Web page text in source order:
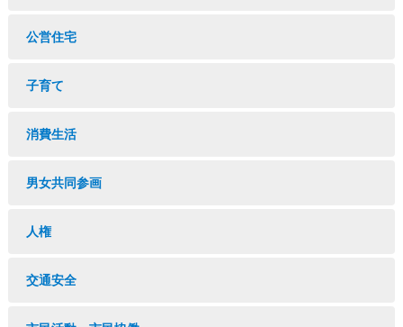
公営住宅
子育て
消費生活
男女共同参画
人権
交通安全